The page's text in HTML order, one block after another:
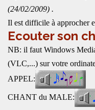
(24/02/2009) .
Il est difficile à approcher
Ecouter son
NB: il faut Windows
(VLC,...) sur votre
APPEL:
CHANT du MALE: